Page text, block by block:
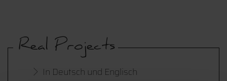
Real Projects
In Deutsch und Englisch